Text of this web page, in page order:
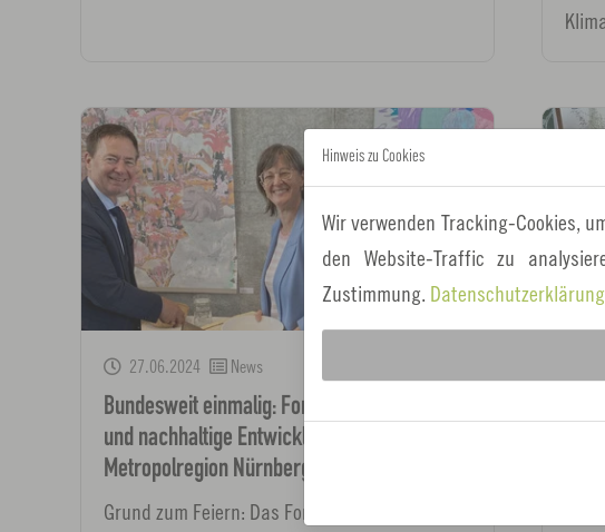
27.06.2024 News
Bundesweit einmalig: Forum Klimaschutz
und nachhaltige Entwicklung der
Metropolregion Nürnberg feiert Jubiläum
Grund zum Feiern: Das Forum Klimaschutz und
Hinweis zu Cookies
Wir verwenden Tracking-Cookies,
den Website-Traffic zu
Zustimmung. Datenschutzerklärung